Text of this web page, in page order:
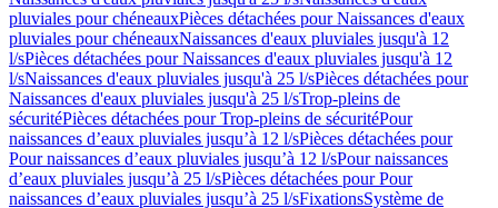
pluviales pour chéneauxPièces détachées pour Naissances d'eaux
pluviales pour chéneauxNaissances d'eaux pluviales jusqu'à 12
l/sPièces détachées pour Naissances d'eaux pluviales jusqu'à 12
l/sNaissances d'eaux pluviales jusqu'à 25 l/sPièces détachées pour
Naissances d'eaux pluviales jusqu'à 25 l/sTrop-pleins de
sécuritéPièces détachées pour Trop-pleins de sécuritéPour
naissances d’eaux pluviales jusqu’à 12 l/sPièces détachées pour
Pour naissances d’eaux pluviales jusqu’à 12 l/sPour naissances
d’eaux pluviales jusqu’à 25 l/sPièces détachées pour Pour
naissances d’eaux pluviales jusqu’à 25 l/sFixationsSystème de